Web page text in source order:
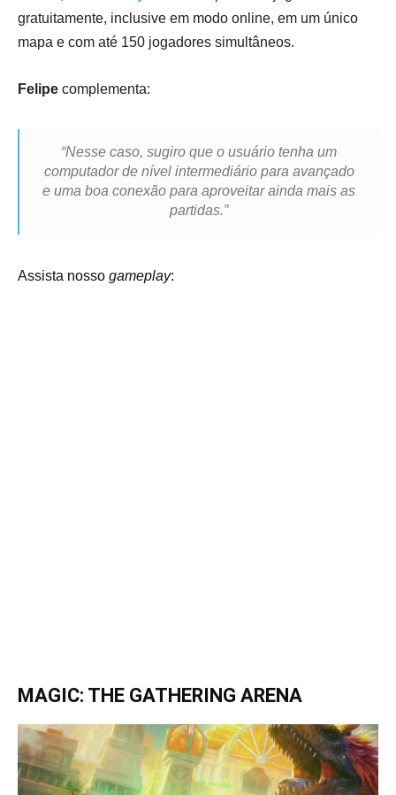
gratuitamente, inclusive em modo online, em um único
mapa e com até 150 jogadores simultâneos.
Felipe complementa:
“Nesse caso, sugiro que o usuário tenha um
computador de nível intermediário para avançado
e uma boa conexão para aproveitar ainda mais as
partidas.”
Assista nosso gameplay:
MAGIC: THE GATHERING ARENA